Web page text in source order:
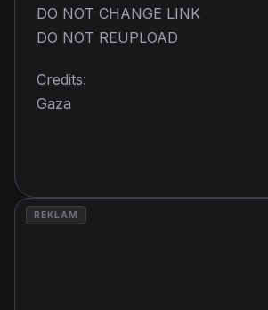
DO NOT CHANGE LINK
DO NOT REUPLOAD
Credits:
Gaza
REKLAM